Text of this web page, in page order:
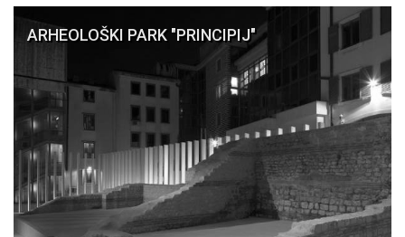
ARHEOLOŠKI PARK "PRINCIPIJ"